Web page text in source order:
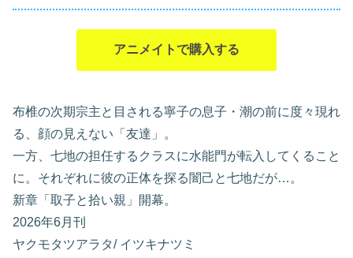
アニメイトで購入する
布椎の次期宗主と目される寧子の息子・潮の前に度々現れ
る、顔の見えない「友達」。
一方、七地の担任するクラスに水能門が転入してくること
に。それぞれに彼の正体を探る闇己と七地だが…。
新章「取子と拾い親」開幕。
2026年6月刊
ヤクモタツアラタ/ イツキナツミ